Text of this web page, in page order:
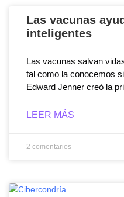
Las vacunas
inteligentes
Las vacunas salvan
tal como la conocemos
Edward Jenner creó la
LEER MÁS
2 comentarios